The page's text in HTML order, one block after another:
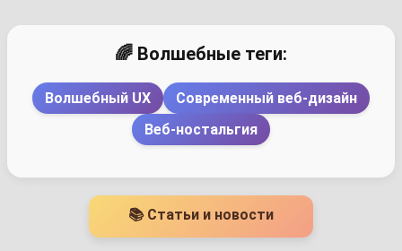
🌈 Волшебные теги:
Волшебный UX
Современный веб-дизайн
Веб-ностальгия
📚 Статьи и новости